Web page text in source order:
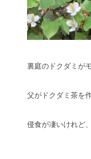
裏庭のドクダミが
父がドクダミ茶を
侵食が凄いけれど